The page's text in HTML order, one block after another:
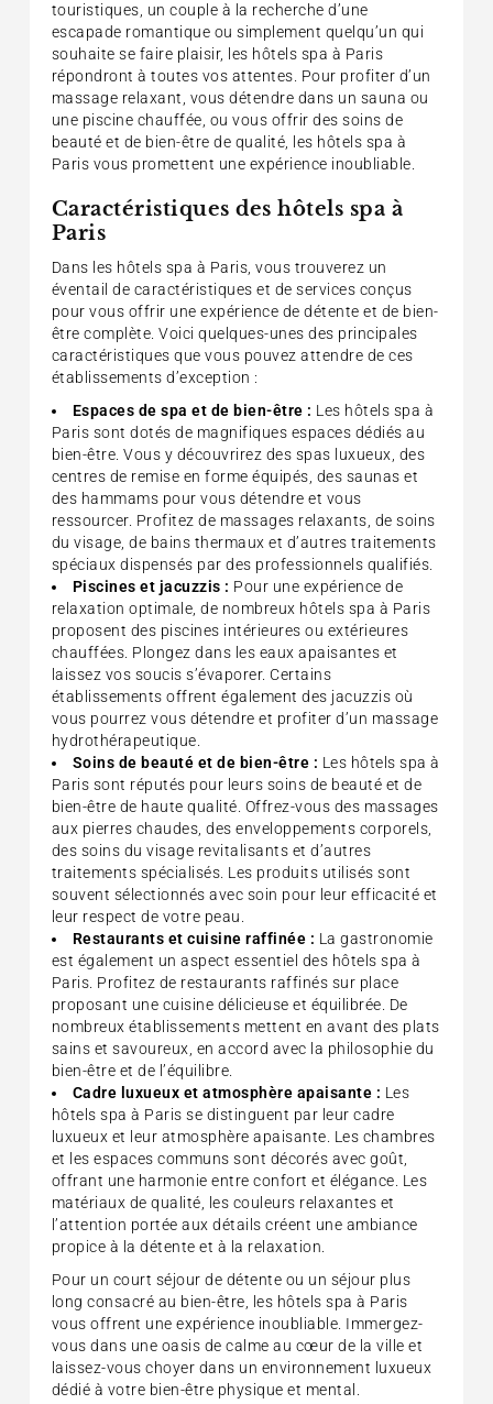
touristiques, un couple à la recherche d’une
escapade romantique ou simplement quelqu’un qui
souhaite se faire plaisir, les hôtels spa à Paris
répondront à toutes vos attentes. Pour profiter d’un
massage relaxant, vous détendre dans un sauna ou
une piscine chauffée, ou vous offrir des soins de
beauté et de bien-être de qualité, les hôtels spa à
Paris vous promettent une expérience inoubliable.
Caractéristiques des hôtels spa à
Paris
Dans les hôtels spa à Paris, vous trouverez un
éventail de caractéristiques et de services conçus
pour vous offrir une expérience de détente et de bien-
être complète. Voici quelques-unes des principales
caractéristiques que vous pouvez attendre de ces
établissements d’exception :
Espaces de spa et de bien-être : Les hôtels spa à
Paris sont dotés de magnifiques espaces dédiés au
bien-être. Vous y découvrirez des spas luxueux, des
centres de remise en forme équipés, des saunas et
des hammams pour vous détendre et vous
ressourcer. Profitez de massages relaxants, de soins
du visage, de bains thermaux et d’autres traitements
spéciaux dispensés par des professionnels qualifiés.
Piscines et jacuzzis : Pour une expérience de
relaxation optimale, de nombreux hôtels spa à Paris
proposent des piscines intérieures ou extérieures
chauffées. Plongez dans les eaux apaisantes et
laissez vos soucis s’évaporer. Certains
établissements offrent également des jacuzzis où
vous pourrez vous détendre et profiter d’un massage
hydrothérapeutique.
Soins de beauté et de bien-être : Les hôtels spa à
Paris sont réputés pour leurs soins de beauté et de
bien-être de haute qualité. Offrez-vous des massages
aux pierres chaudes, des enveloppements corporels,
des soins du visage revitalisants et d’autres
traitements spécialisés. Les produits utilisés sont
souvent sélectionnés avec soin pour leur efficacité et
leur respect de votre peau.
Restaurants et cuisine raffinée : La gastronomie
est également un aspect essentiel des hôtels spa à
Paris. Profitez de restaurants raffinés sur place
proposant une cuisine délicieuse et équilibrée. De
nombreux établissements mettent en avant des plats
sains et savoureux, en accord avec la philosophie du
bien-être et de l’équilibre.
Cadre luxueux et atmosphère apaisante : Les
hôtels spa à Paris se distinguent par leur cadre
luxueux et leur atmosphère apaisante. Les chambres
et les espaces communs sont décorés avec goût,
offrant une harmonie entre confort et élégance. Les
matériaux de qualité, les couleurs relaxantes et
l’attention portée aux détails créent une ambiance
propice à la détente et à la relaxation.
Pour un court séjour de détente ou un séjour plus
long consacré au bien-être, les hôtels spa à Paris
vous offrent une expérience inoubliable. Immergez-
vous dans une oasis de calme au cœur de la ville et
laissez-vous choyer dans un environnement luxueux
dédié à votre bien-être physique et mental.